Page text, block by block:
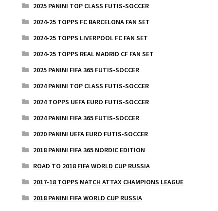
2025 PANINI TOP CLASS FUTIS-SOCCER
2024-25 TOPPS FC BARCELONA FAN SET
2024-25 TOPPS LIVERPOOL FC FAN SET
2024-25 TOPPS REAL MADRID CF FAN SET
2025 PANINI FIFA 365 FUTIS-SOCCER
2024 PANINI TOP CLASS FUTIS-SOCCER
2024 TOPPS UEFA EURO FUTIS-SOCCER
2024 PANINI FIFA 365 FUTIS-SOCCER
2020 PANINI UEFA EURO FUTIS-SOCCER
2018 PANINI FIFA 365 NORDIC EDITION
ROAD TO 2018 FIFA WORLD CUP RUSSIA
2017-18 TOPPS MATCH ATTAX CHAMPIONS LEAGUE
2018 PANINI FIFA WORLD CUP RUSSIA